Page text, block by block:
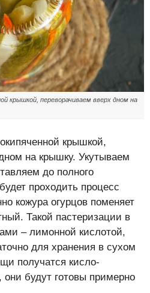
крышкой, переворачиваем вверх дном на
крышкой,
на крышку. Укутываем
до полного
проходить процесс
кожура огурцов поменяет
Такой пастеризации в
– лимонной кислотой,
для хранения в сухом
получатся кисло-
будут готовы примерно